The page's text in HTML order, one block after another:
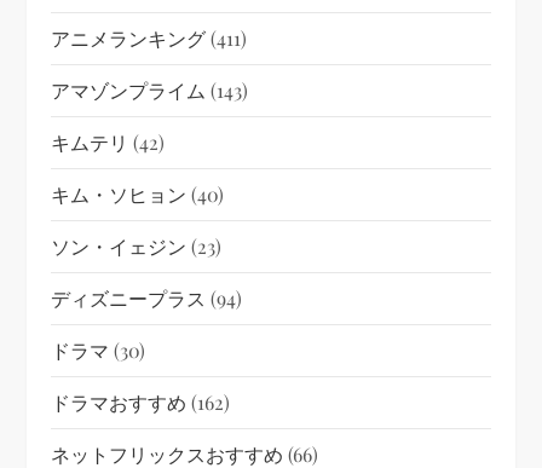
アニメランキング(411)
アマゾンプライム (143)
キムテリ (42)
キム・ソヒョン (40)
ソン・イェジン (23)
ディズニープラス (94)
ドラマ (30)
ドラマおすすめ (162)
ネットフリックスおすすめ (66)